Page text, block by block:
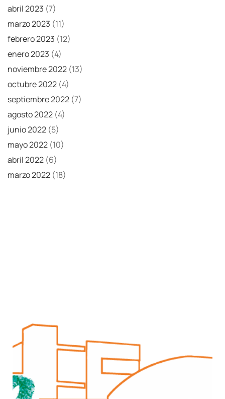
abril 2023 (7)
marzo 2023 (11)
febrero 2023 (12)
enero 2023 (4)
noviembre 2022 (13)
octubre 2022 (4)
septiembre 2022 (7)
agosto 2022 (4)
junio 2022 (5)
mayo 2022 (10)
abril 2022 (6)
marzo 2022 (18)